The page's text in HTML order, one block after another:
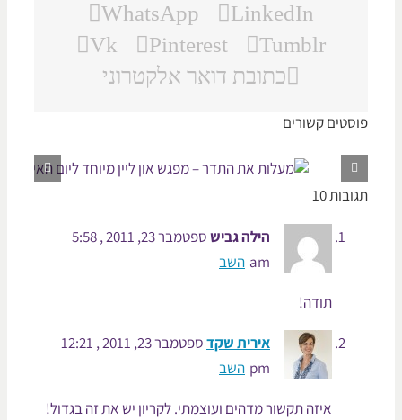
LinkedIn
WhatsApp
Tumblr
Pinterest
Vk
כתובת דואר אלקטרוני
קשורים
הילה גביש
ספטמבר 23, 2011 , 5:58
am
השב
אירית שקד
ספטמבר 23, 2011 , 12:21
pm
השב
איזה תקשור מדהים ועוצמתי. לקריון יש את זה בגדול!